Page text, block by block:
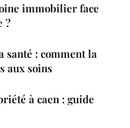
immobilier face
?
: comment la
aux soins
à caen : guide